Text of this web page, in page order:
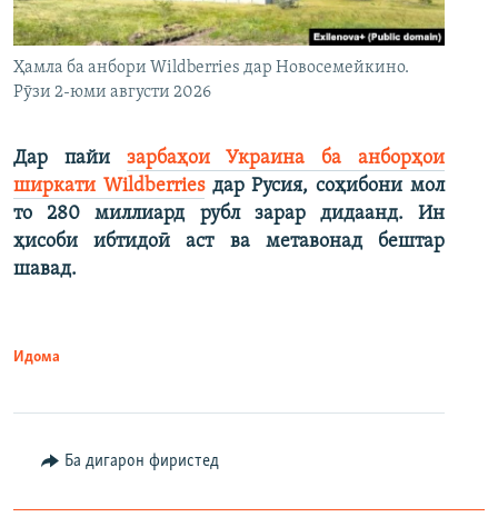
Ҳамла ба анбори Wildberries дар Новосемейкино.
Рӯзи 2-юми августи 2026
Дар пайи зарбаҳои Украина ба анборҳои
ширкати Wildberriesдар Русия, соҳибони мол
то 280 миллиард рубл зарар дидаанд. Ин
ҳисоби ибтидоӣ аст ва метавонад бештар
шавад.
Идома
Ба дигарон фиристед